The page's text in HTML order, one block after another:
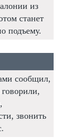
из
станет
подъему.
сообщил,
звонить